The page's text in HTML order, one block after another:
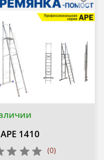
APE 1410
(0)